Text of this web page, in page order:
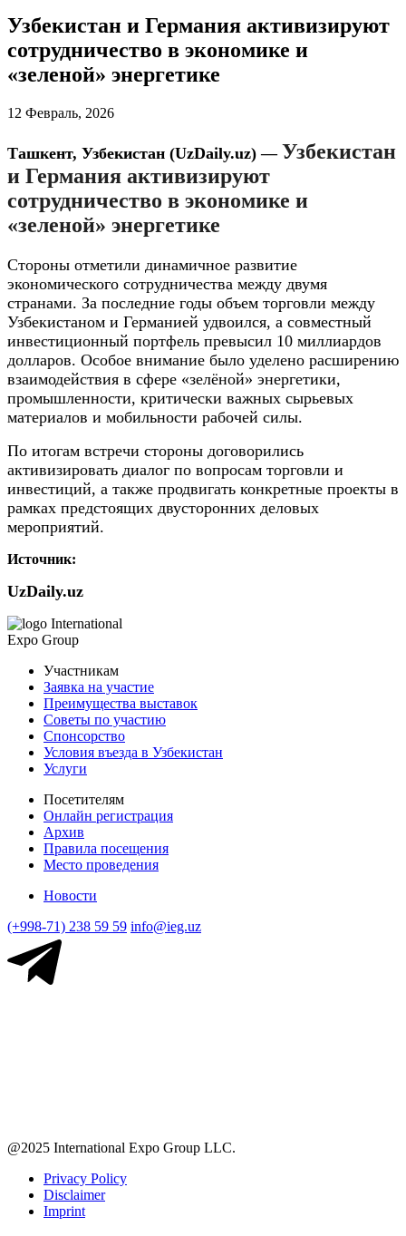
Узбекистан и Германия активизируют
сотрудничество в экономике и
«зеленой» энергетике
12 Февраль, 2026
Ташкент, Узбекистан (UzDaily.uz) — Узбекистан
и Германия активизируют
сотрудничество в экономике и
«зеленой» энергетике
Стороны отметили динамичное развитие
экономического сотрудничества между двумя
странами. За последние годы объем торговли между
Узбекистаном и Германией удвоился, а совместный
инвестиционный портфель превысил 10 миллиардов
долларов. Особое внимание было уделено расширению
взаимодействия в сфере «зелёной» энергетики,
промышленности, критически важных сырьевых
материалов и мобильности рабочей силы.
По итогам встречи стороны договорились
активизировать диалог по вопросам торговли и
инвестиций, а также продвигать конкретные проекты в
рамках предстоящих двусторонних деловых
мероприятий.
Источник:
UzDaily.uz
International
Expo Group
Участникам
Заявка на участие
Преимущества выставок
Советы по участию
Спонсорство
Условия въезда в Узбекистан
Услуги
Посетителям
Онлайн регистрация
Архив
Правила посещения
Место проведения
Новости
(+998-71) 238 59 59 info@ieg.uz
@2025 International Expo Group LLC.
Privacy Policy
Disclaimer
Imprint